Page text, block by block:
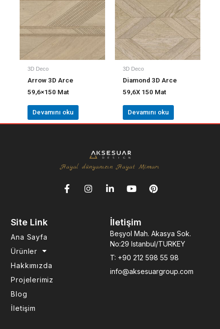
3D Deco
Arrow 3D Arce
59,6×150 Mat
Devamını oku
3D Deco
Diamond 3D Arce
59,6X 150 Mat
Devamını oku
Hayal dünyanızın Hayat Mimarı
F
a
I
L
e
d
i
n
-
i
n
Y
u
b
e
P
r
e
s
t
Site Link
Ana Sayfa
Ürünler
Hakkımızda
Projelerimiz
Blog
İletişim
İletişim
Beşyol Mah. Akasya Sok.
No:29 Istanbul/TURKEY
T: +90 212 598 55 98
info@aksesuargroup.com